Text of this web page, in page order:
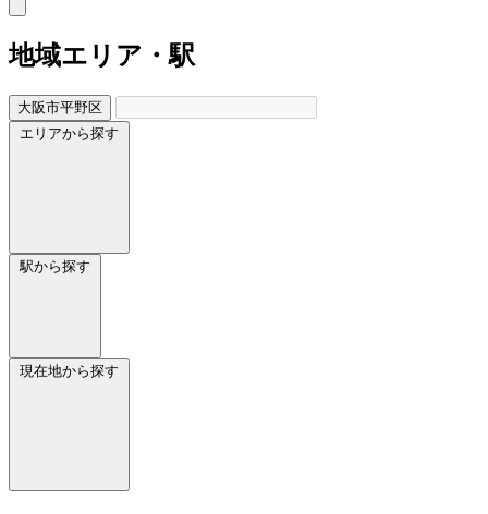
地域エリア・駅
大阪市平野区
エリアから探す
駅から探す
現在地から探す